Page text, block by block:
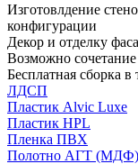
Изготовлдение
конфигурации
Декор и отделку
Возможно
Бесплатная сборка
ЛДСП
Пластик Alvic Luxe
Пластик HPL
Пленка ПВХ
Полотно АГТ (МДФ)